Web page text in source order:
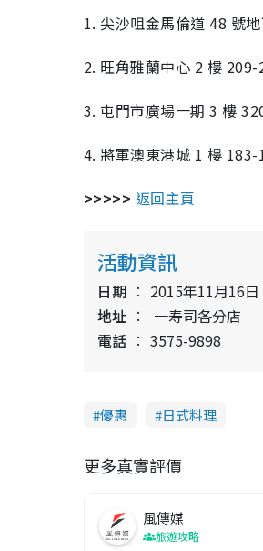
1. 尖沙咀金馬倫道 48 號
2. 旺角雅蘭中心 2 樓
3. 屯門市廣場一期 3 樓
4. 將軍澳東港城 1 樓 183-
>>>>> 返回主頁
活動資訊
日期
2015年11月16
地址
一寿司各分店
電話
3575-9898
優惠 日式料理
更多真實評價
風傳媒
旅遊攻略